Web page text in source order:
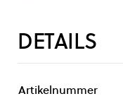
DETAILS
Artikelnummer